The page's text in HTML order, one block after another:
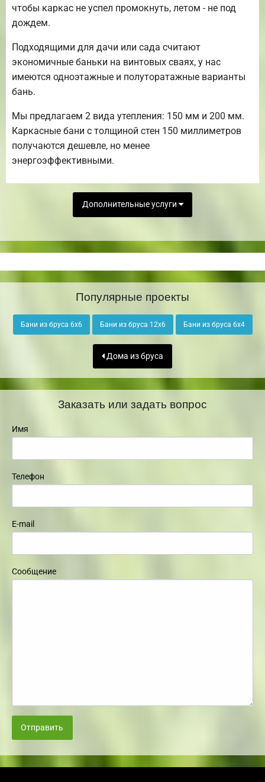
чтобы каркас не успел промокнуть, летом - не под
дождем.
Подходящими для дачи или сада считают
экономичные баньки на винтовых сваях, у нас
имеются одноэтажные и полуторатажные варианты
бань.
Мы предлагаем 2 вида утепления: 150 мм и 200 мм.
Каркасные бани с толщиной стен 150 миллиметров
получаются дешевле, но менее
энергоэффективными.
Дополнительные услуги
Популярные проекты
Бани из бруса 6х6 Бани из бруса 12х6 Бани из бруса 6х4
Дома из бруса
Заказать или задать вопрос
Имя
Телефон
E-mail
Сообщение
Отправить